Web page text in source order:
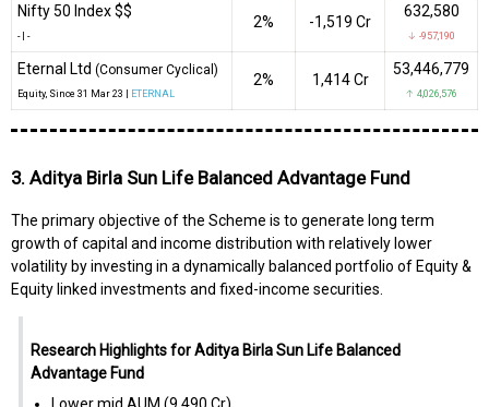
Nifty 50 Index $$
-| -
2% -₹1,519 Cr
632,580
↓ -957,190
Eternal Ltd (Consumer Cyclical)
Equity, Since 31 Mar 23 | ETERNAL
2% ₹1,414 Cr
53,446,779
↑ 4,026,576
3. Aditya Birla Sun Life Balanced Advantage Fund
The primary objective of the Scheme is to generate long term
growth of capital and income distribution with relatively lower
volatility by investing in a dynamically balanced portfolio of Equity &
Equity linked investments and fixed-income securities.
Research Highlights for Aditya Birla Sun Life Balanced
Advantage Fund